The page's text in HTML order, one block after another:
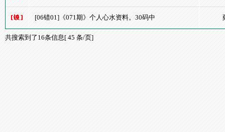
[06错01]《071期》个人心水资料。30码中
共搜索到了16条信息[ 45 条/页]